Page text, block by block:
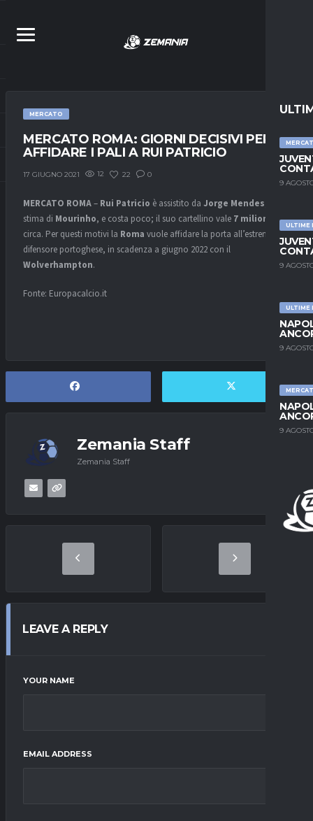
9
ULTIME
9
ULTIME
9
9
MERCATO
MERCATO ROMA: GIORNI DECISIVI PER
AFFIDARE I PALI A RUI PATRICIO
17 GIUGNO 2021 12 22 0
MERCATO ROMA– Rui Patricio è assistito da Jorge Mendes
stima di Mourinho, e costa poco; il suo cartellino vale 7 milioni
circa. Per questi motivi la Roma vuole affidare la porta all’estremo
difensore portoghese, in scadenza a giugno 2022 con il
Wolverhampton.
Fonte: Europacalcio.it
Zemania Staff
Zemania Staff
LEAVE A REPLY
YOUR NAME
EMAIL ADDRESS